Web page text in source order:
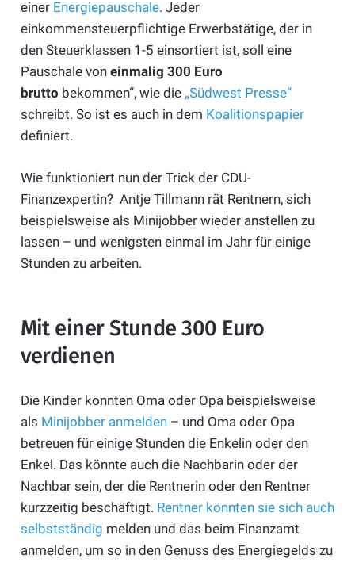
einer Energiepauschale. Jeder
einkommensteuerpflichtige Erwerbstätige, der in
den Steuerklassen 1-5 einsortiert ist, soll eine
Pauschale voneinmalig 300 Euro
brutto bekommen“, wie die „Südwest Presse“
schreibt. So ist es auch in dem Koalitionspapier
definiert.
Wie funktioniert nun der Trick der CDU-
Finanzexpertin? Antje Tillmann rät Rentnern, sich
beispielsweise als Minijobber wieder anstellen zu
lassen – und wenigsten einmal im Jahr für einige
Stunden zu arbeiten.
Mit einer Stunde 300 Euro
verdienen
Die Kinder könnten Oma oder Opa beispielsweise
als Minijobber anmelden– und Oma oder Opa
betreuen für einige Stunden die Enkelin oder den
Enkel. Das könnte auch die Nachbarin oder der
Nachbar sein, der die Rentnerin oder den Rentner
kurzzeitig beschäftigt. Rentner könnten sie sich auch
selbstständig melden und das beim Finanzamt
anmelden, um so in den Genuss des Energiegelds zu